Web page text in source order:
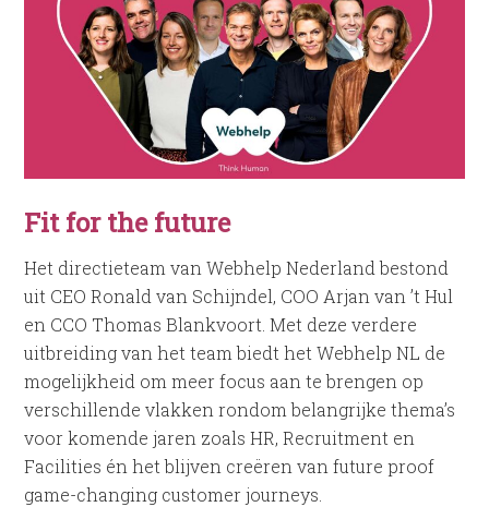
Fit for the future
Het directieteam van Webhelp Nederland bestond
uit CEO Ronald van Schijndel, COO Arjan van ’t Hul
en CCO Thomas Blankvoort. Met deze verdere
uitbreiding van het team biedt het Webhelp NL de
mogelijkheid om meer focus aan te brengen op
verschillende vlakken rondom belangrijke thema’s
voor komende jaren zoals HR, Recruitment en
Facilities én het blijven creëren van future proof
game-changing customer journeys.